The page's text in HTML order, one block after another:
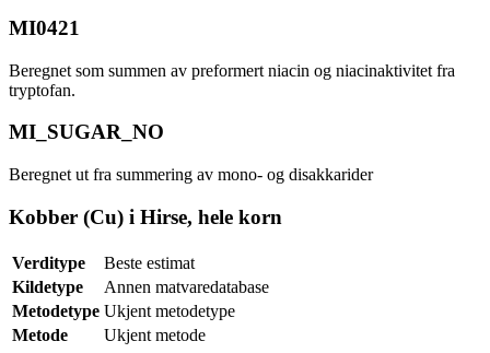
MI0421
Beregnet som summen av preformert niacin og niacinaktivitet fra
tryptofan.
MI_SUGAR_NO
Beregnet ut fra summering av mono- og disakkarider
Kobber (Cu) i Hirse, hele korn
Verditype
Beste estimat
Kildetype
Annen matvaredatabase
Metodetype Ukjent metodetype
Metode
Ukjent metode